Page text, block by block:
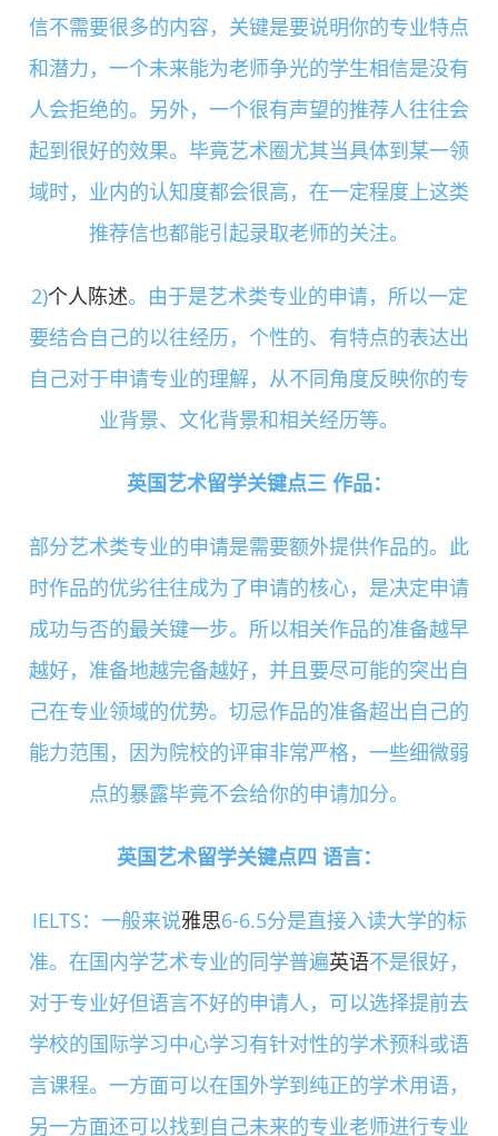
信不需要很多的内容，关键是要说明你的专业特点
和潜力，一个未来能为老师争光的学生相信是没有
人会拒绝的。另外，一个很有声望的推荐人往往会
起到很好的效果。毕竟艺术圈尤其当具体到某一领
域时，业内的认知度都会很高，在一定程度上这类
推荐信也都能引起录取老师的关注。
2)个人陈述。由于是艺术类专业的申请，所以一定
要结合自己的以往经历，个性的、有特点的表达出
自己对于申请专业的理解，从不同角度反映你的专
业背景、文化背景和相关经历等。
英国艺术留学关键点三 作品：
部分艺术类专业的申请是需要额外提供作品的。此
时作品的优劣往往成为了申请的核心，是决定申请
成功与否的最关键一步。所以相关作品的准备越早
越好，准备地越完备越好，并且要尽可能的突出自
己在专业领域的优势。切忌作品的准备超出自己的
能力范围，因为院校的评审非常严格，一些细微弱
点的暴露毕竟不会给你的申请加分。
英国艺术留学关键点四 语言：
IELTS：一般来说雅思6-6.5分是直接入读大学的标
准。在国内学艺术专业的同学普遍英语不是很好，
对于专业好但语言不好的申请人，可以选择提前去
学校的国际学习中心学习有针对性的学术预科或语
言课程。一方面可以在国外学到纯正的学术用语，
另一方面还可以找到自己未来的专业老师进行专业